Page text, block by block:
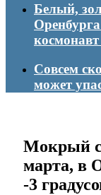
Белый,
Совсем
может
Мокрый
марта, в
-3